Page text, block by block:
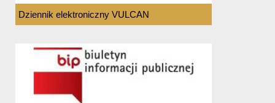
Dziennik elektroniczny VULCAN